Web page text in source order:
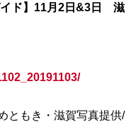
イド】11月2日&3日 滋
ともき・滋賀写真提供/